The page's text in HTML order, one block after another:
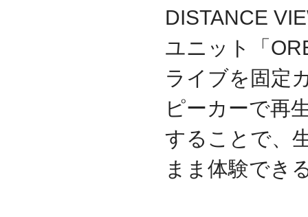
DISTANCE
ユニット「
ライブを固定
ピーカーで再
することで、
まま体験でき